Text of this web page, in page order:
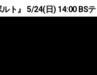
ルト』 5/24(日) 14:00 BS